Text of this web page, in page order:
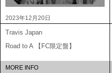
2023年12月20日
Travis Japan
Road to A 【FC限定盤】
MORE INFO